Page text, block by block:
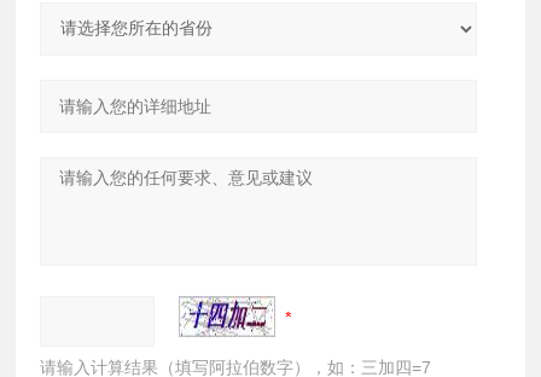
请输入计算结果（填写阿拉伯数字），如：三加四=7